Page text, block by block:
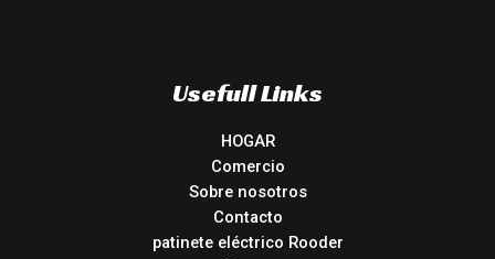
Usefull Links
HOGAR
Comercio
Sobre nosotros
Contacto
patinete eléctrico Rooder